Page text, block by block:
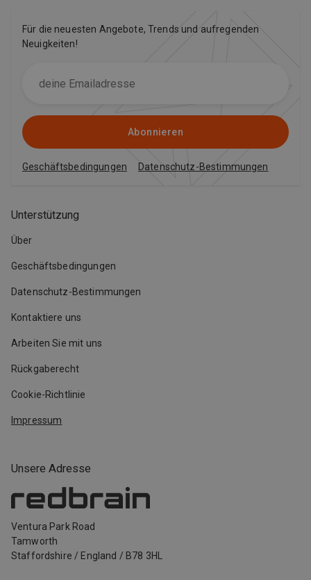
Unsere Adresse
Ventura Park Road
Tamworth
Staffordshire / England / B78 3HL
Unterstützung
Über
Geschäftsbedingungen
Datenschutz-Bestimmungen
Kontaktiere uns
Arbeiten Sie mit uns
Rückgaberecht
Cookie-Richtlinie
Impressum
Für die neuesten Angebote, Trends und aufregenden
Neuigkeiten!
Abonnieren
Geschäftsbedingungen Datenschutz-Bestimmungen